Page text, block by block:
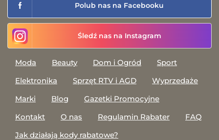
Polub nas na Facebooku
Śledź nas na Instagram
Moda Beauty Dom i Ogród
Sport
Elektronika
Sprzęt RTV i AGD
Wyprzedaże
Marki
Blog
Gazetki Promocyjne
Kontakt
O nas Regulamin Rabater
FAQ
Jak działają kody rabatowe?